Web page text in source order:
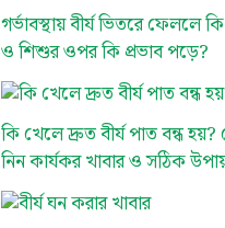
গর্ভাবস্থায় বীর্য ভিতরে ফেললে
ও শিশুর ওপর কি প্রভাব পড়ে?
কি খেলে দ্রুত বীর্য পাত বন্ধ
নিন কার্যকর খাবার ও সঠিক